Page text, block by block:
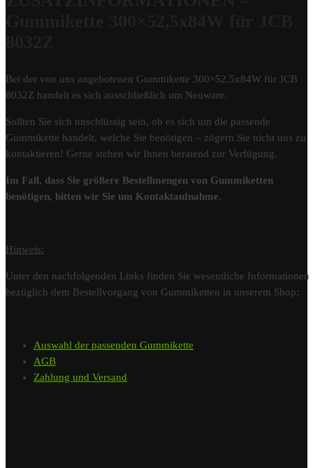
Bei der von uns angebotenen Gummikette 300×52,5x84W für JCB
8032Z handelt es sich ausschließlich um Neuware.
Sollten Sie sich unschlüssig sein, ob es sich um die passende
Gummikette handelt, welche Sie benötigen – zögern Sie nicht uns zu
kontaktieren! Gerne stehen wir Ihnen beratend zur Verfügung.
Im Fall, dass Sie größere Bestellmengen von Gummiketten
benötigen, bitten wir Sie um Kontaktaufnahme.
Hinweis:
Unter den nachfolgenden Links finden Sie wesentliche Informationen
bezüglich dem Bestellvorgang von Gummiketten in unserem Shop:
Auswahl der passenden Gummikette
AGB
Zahlung und Versand